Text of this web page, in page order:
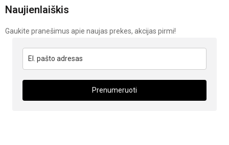
Naujienlaiškis
Gaukite pranešimus apie naujas prekes, akcijas pirmi!
Prenumeruoti